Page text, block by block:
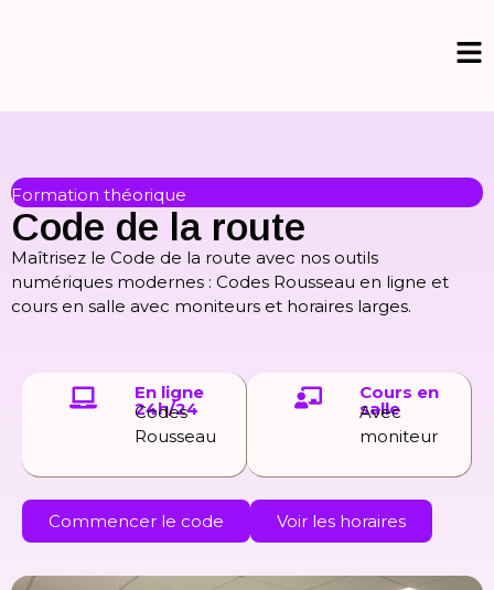
Formation théorique
Code de la route
Maîtrisez le Code de la route avec nos outils
numériques modernes : Codes Rousseau en ligne et
cours en salle avec moniteurs et horaires larges.
En ligne
24h/24
Codes
Rousseau
Cours en
salle
Avec
moniteur
Commencer le code Voir les horaires